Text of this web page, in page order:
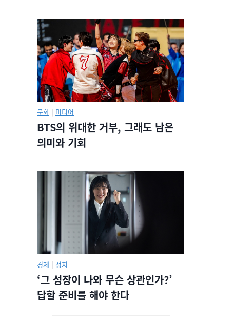
문화 | 미디어
BTS의 위대한 거부, 그래도 남은
의미와 기회
경제 | 정치
‘그 성장이 나와 무슨 상관인가?’
답할 준비를 해야 한다